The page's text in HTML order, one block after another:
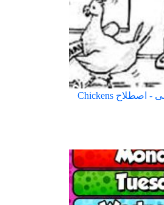
آموزش زبان انگلیسی - اصطلاح Chickens